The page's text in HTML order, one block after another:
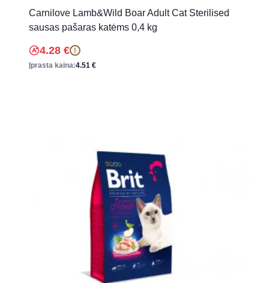
Carnilove Lamb&Wild Boar Adult Cat Sterilised
sausas pašaras katėms 0,4 kg
4.28 € !
Įprasta kaina:4.51 €